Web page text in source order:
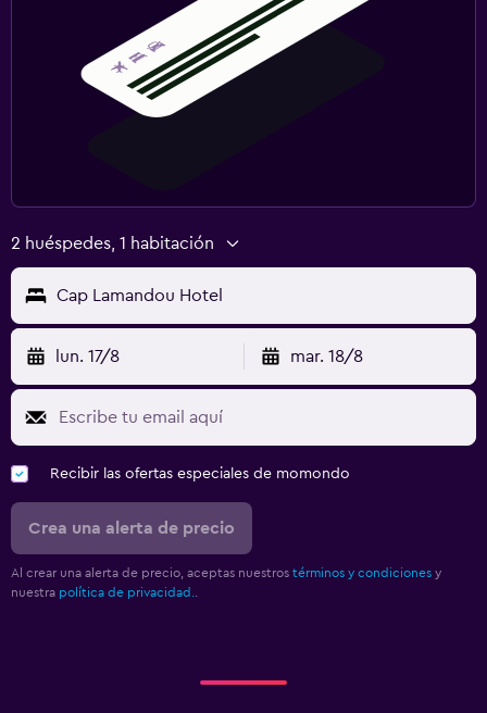
2 huéspedes, 1 habitación
Cap Lamandou Hotel
lun. 17/8 mar. 18/8
Recibir las ofertas especiales de momondo
Crea una alerta de precio
Al crear una alerta de precio, aceptas nuestros términos y condiciones y
nuestra política de privacidad.